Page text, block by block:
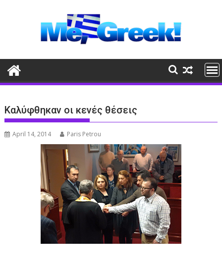
Καλύφθηκαν οι κενές θέσεις
April 14, 2014 Paris Petrou